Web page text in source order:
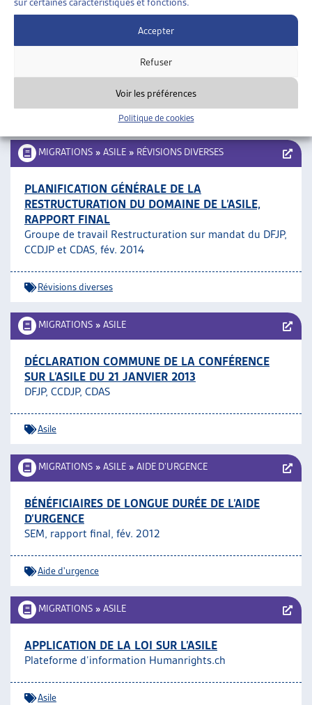
Accepter
Refuser
Voir les préférences
Politique de cookies
ASILE
DÉCLARATION COMMUNE DE LA CONFÉRENCE
SUR L’ASILE DU 28 MARS 2014
DFJP, CCDJP, CDAS
MIGRATIONS » ASILE » RÉVISIONS DIVERSES
PLANIFICATION GÉNÉRALE DE LA
RESTRUCTURATION DU DOMAINE DE L’ASILE,
RAPPORT FINAL
Groupe de travail Restructuration sur mandat du DFJP,
CCDJP et CDAS, fév. 2014
Révisions diverses
MIGRATIONS » ASILE
DÉCLARATION COMMUNE DE LA CONFÉRENCE
SUR L’ASILE DU 21 JANVIER 2013
DFJP, CCDJP, CDAS
Asile
MIGRATIONS » ASILE » AIDE D’URGENCE
BÉNÉFICIAIRES DE LONGUE DURÉE DE L’AIDE
D’URGENCE
SEM, rapport final, fév. 2012
Aide d'urgence
MIGRATIONS » ASILE
APPLICATION DE LA LOI SUR L’ASILE
Plateforme d’information Humanrights.ch
Asile